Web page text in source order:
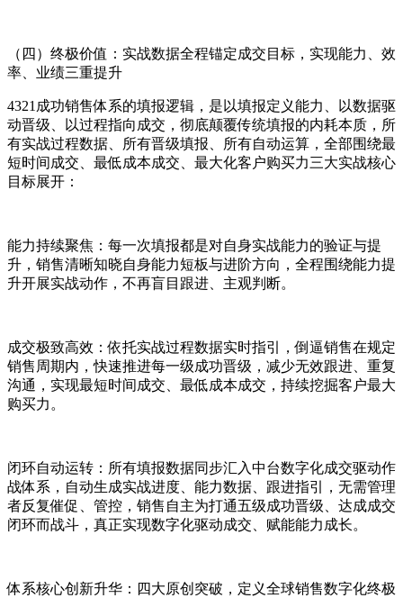
（四）终极价值：实战数据全程锚定成交目标，实现能力、效
率、业绩三重提升
4321成功销售体系的填报逻辑，是以填报定义能力、以数据驱
动晋级、以过程指向成交，彻底颠覆传统填报的内耗本质，所
有实战过程数据、所有晋级填报、所有自动运算，全部围绕最
短时间成交、最低成本成交、最大化客户购买力三大实战核心
目标展开：
能力持续聚焦：每一次填报都是对自身实战能力的验证与提
升，销售清晰知晓自身能力短板与进阶方向，全程围绕能力提
升开展实战动作，不再盲目跟进、主观判断。
成交极致高效：依托实战过程数据实时指引，倒逼销售在规定
销售周期内，快速推进每一级成功晋级，减少无效跟进、重复
沟通，实现最短时间成交、最低成本成交，持续挖掘客户最大
购买力。
闭环自动运转：所有填报数据同步汇入中台数字化成交驱动作
战体系，自动生成实战进度、能力数据、跟进指引，无需管理
者反复催促、管控，销售自主为打通五级成功晋级、达成成交
闭环而战斗，真正实现数字化驱动成交、赋能能力成长。
体系核心创新升华：四大原创突破，定义全球销售数字化终极